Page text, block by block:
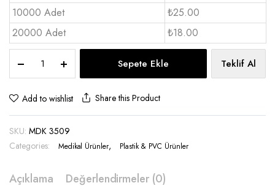
10000 Adet
₺25.00
20000 Adet
₺18.00
Ölçer
-
3509
quantity
Sepete Ekle Teklif Al
Add to wishlist Share this Product
SKU: MDK 3509
Categories:
Medikal Ürünler, Plastik & PVC Ürünler
Açıklama Değerlendirmeler (0)